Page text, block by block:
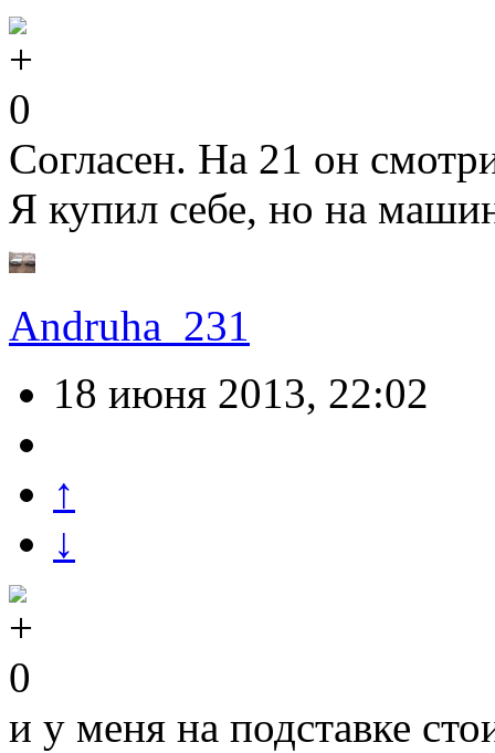
0
Согласен. На 21 он
Я купил себе, но на
Andruha_231
18 июня 2013, 22:02
↑
↓
0
и у меня на подставке